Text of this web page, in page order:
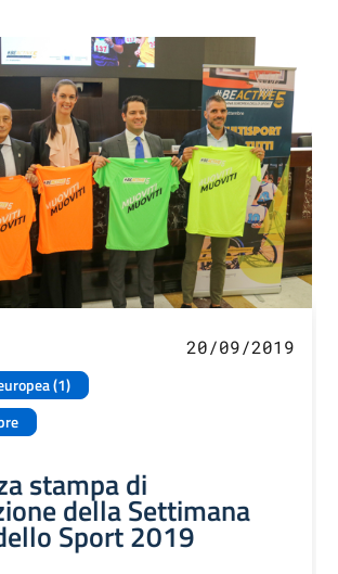
(1)
20/09/2019
stampa di
della Settimana
Sport 2019